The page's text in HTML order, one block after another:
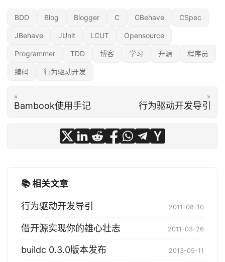
BDD Blog Blogger C CBehave CSpec
JBehave JUnit LCUT Opensource
Programmer TDD 博客 学习 开源 程序员
编码 行为驱动开发
«
Bambook使用手记
»
行为驱动开发导引
📚 相关文章
行为驱动开发导引 2011-08-10
借开源实现你的雄心壮志 2011-03-26
buildc 0.3.0版本发布 2013-05-11